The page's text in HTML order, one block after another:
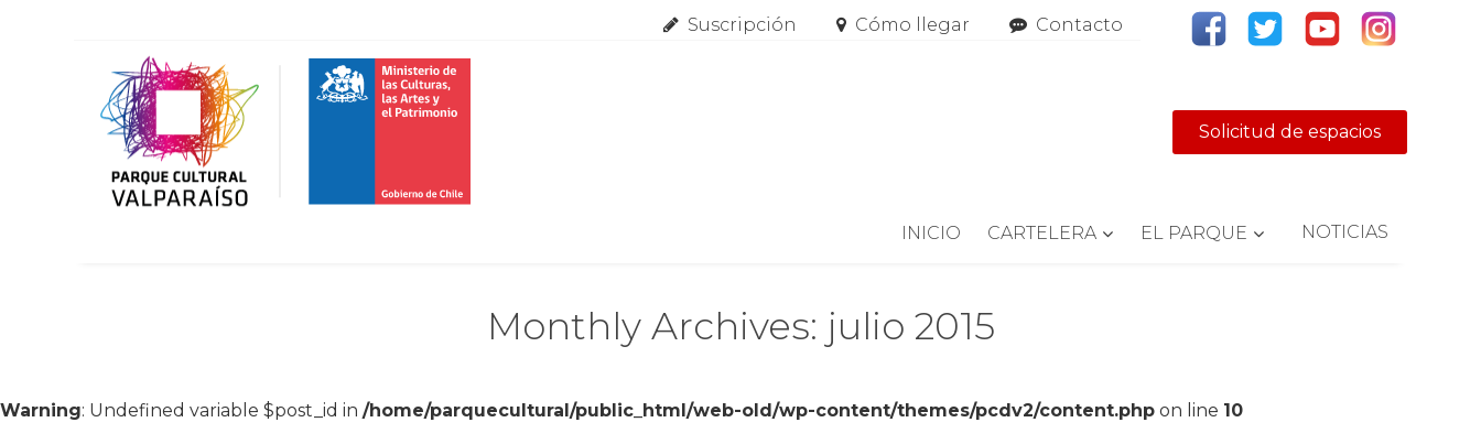
Suscripción Cómo llegar Contacto
Solicitud de espacios
INICIO CARTELERA EL PARQUE NOTICIAS
Monthly Archives: julio 2015
Warning: Undefined variable $post_id in /home/parquecultural/public_html/web-old/wp-content/themes/pcdv2/content.php on line 10